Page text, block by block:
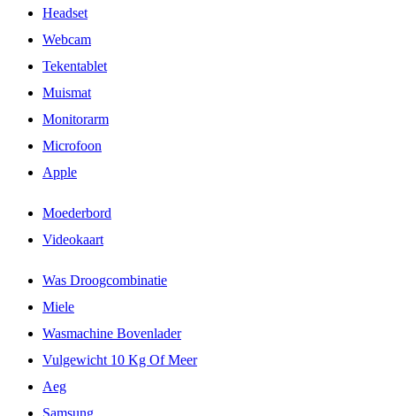
Headset
Webcam
Tekentablet
Muismat
Monitorarm
Microfoon
Apple
Moederbord
Videokaart
Was Droogcombinatie
Miele
Wasmachine Bovenlader
Vulgewicht 10 Kg Of Meer
Aeg
Samsung